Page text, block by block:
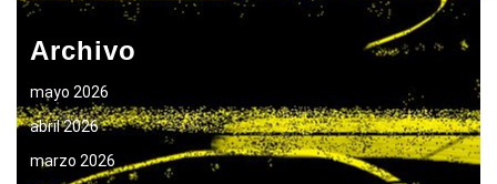
Archivo
mayo 2026
abril 2026
marzo 2026